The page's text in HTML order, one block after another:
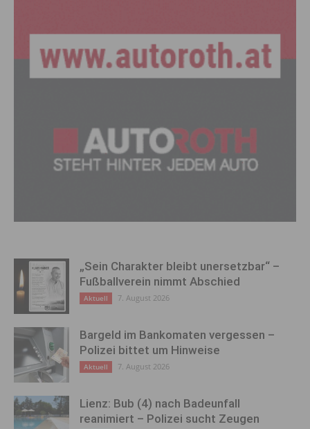
„Sein Charakter bleibt unersetzbar“ –
Fußballverein nimmt Abschied
Aktuell 7. August 2026
Bargeld im Bankomaten vergessen –
Polizei bittet um Hinweise
Aktuell 7. August 2026
Lienz: Bub (4) nach Badeunfall
reanimiert – Polizei sucht Zeugen